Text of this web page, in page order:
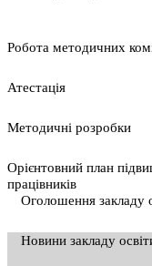
Pобота методичних
Атестація
Методичні розробки
Орієнтовний план
працівників
Оголошення закладу
Новини закладу